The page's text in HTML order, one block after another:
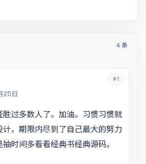
4 条
#1
25日
胜过多数人了。加油。习惯习惯就
，期限内尽到了自己最大的努力
时间多看看经典书经典源码。